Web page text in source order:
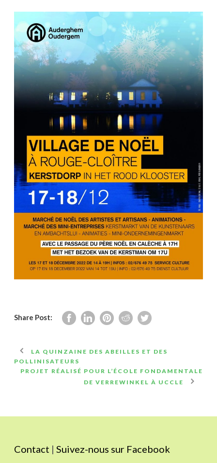
Share Post:
LA QUINZAINE DES ABEILLES ET DES
POLLINISATEURS
PROJET RÉALISÉ POUR L’ÉCOLE FONDAMENTALE
DE VERREWINKEL À UCCLE
Contact | Suivez-nous sur Facebook